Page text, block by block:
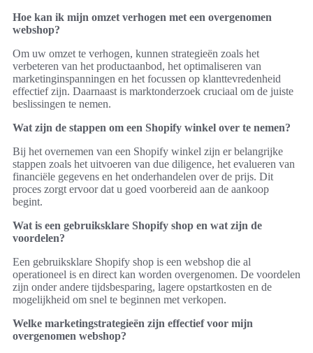
Hoe kan ik mijn omzet verhogen met een overgenomen
webshop?
Om uw omzet te verhogen, kunnen strategieën zoals het
verbeteren van het productaanbod, het optimaliseren van
marketinginspanningen en het focussen op klanttevredenheid
effectief zijn. Daarnaast is marktonderzoek cruciaal om de juiste
beslissingen te nemen.
Wat zijn de stappen om een Shopify winkel over te nemen?
Bij het overnemen van een Shopify winkel zijn er belangrijke
stappen zoals het uitvoeren van due diligence, het evalueren van
financiële gegevens en het onderhandelen over de prijs. Dit
proces zorgt ervoor dat u goed voorbereid aan de aankoop
begint.
Wat is een gebruiksklare Shopify shop en wat zijn de
voordelen?
Een gebruiksklare Shopify shop is een webshop die al
operationeel is en direct kan worden overgenomen. De voordelen
zijn onder andere tijdsbesparing, lagere opstartkosten en de
mogelijkheid om snel te beginnen met verkopen.
Welke marketingstrategieën zijn effectief voor mijn
overgenomen webshop?